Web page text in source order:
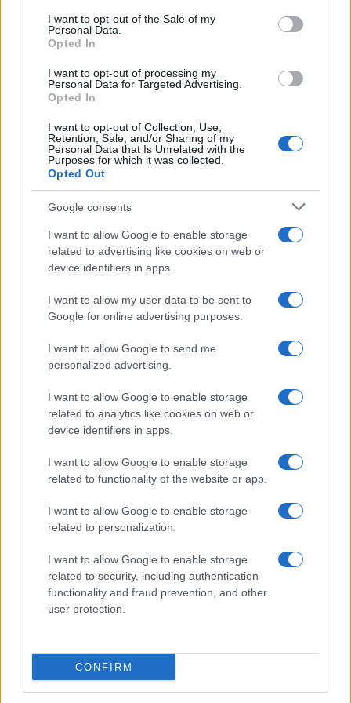
consent section.
I want to opt-out of the Sale of my
Personal Data.
Opted In
I want to opt-out of processing my
Personal Data for Targeted Advertising.
Opted In
I want to opt-out of Collection, Use,
Retention, Sale, and/or Sharing of my
Personal Data that Is Unrelated with the
Purposes for which it was collected.
Opted Out
Google consents
I want to allow Google to enable storage
related to advertising like cookies on web or
device identifiers in apps.
I want to allow my user data to be sent to
Google for online advertising purposes.
I want to allow Google to send me
personalized advertising.
I want to allow Google to enable storage
related to analytics like cookies on web or
device identifiers in apps.
I want to allow Google to enable storage
related to functionality of the website or app.
I want to allow Google to enable storage
related to personalization.
I want to allow Google to enable storage
related to security, including authentication
functionality and fraud prevention, and other
user protection.
CONFIRM
εξεταστικά κέντρα
σχολείο στην Τρίπολη το 1822
20/11/2016 - 13:30
εκπαίδευση προσφυγόπουλων
10/09/2016 - 12:46
Είναι έτοιμα τα ελληνικά σχολεία
να υποδεχθούν 22.000
προσφυγόπουλα;
01/08/2016 - 17:01
Οι εξελίξεις στο θέμα της
ανέγερσης του ελληνικού
Σχολείου Μονάχου
20/07/2016 - 16:46
τον Υπουργό Παιδείας κ. Νίκο
Φίλη για δηλώσεις του σχετικές
με το μάθημα των Θρησκευτικών
Συμβουλίου της Πανελλήνιας